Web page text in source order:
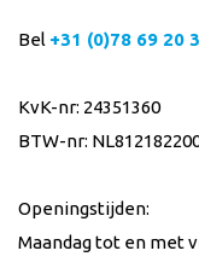
Bel +31 (0)78 69 20
KvK-nr: 24351360
BTW-nr:
Openingstijden:
Maandag tot en met